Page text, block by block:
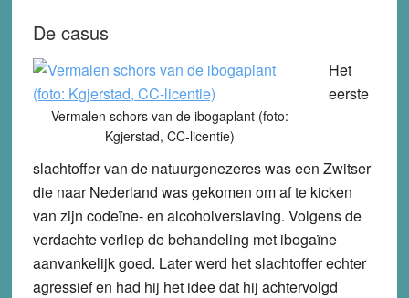
De casus
Vermalen schors van de ibogaplant (foto:
Kgjerstad, CC-licentie)
Het
eerste
slachtoffer van de natuurgenezeres was een Zwitser
die naar Nederland was gekomen om af te kicken
van zijn codeïne- en alcoholverslaving. Volgens de
verdachte verliep de behandeling met ibogaïne
aanvankelijk goed. Later werd het slachtoffer echter
agressief en had hij het idee dat hij achtervolgd